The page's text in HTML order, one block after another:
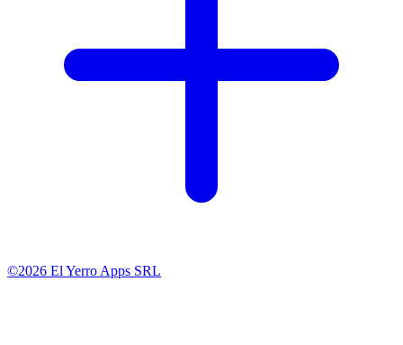
©2026 El Yerro Apps SRL